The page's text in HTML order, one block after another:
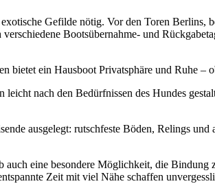
Gefilde nötig. Vor den Toren Berlins,
Bootsübernahme- und
bietet ein Hausboot Privatsphäre und Ruhe
nach den Bedürfnissen des Hundes
ausgelegt: rutschfeste Böden, Relings und
auch eine besondere Möglichkeit, die
Zeit mit viel Nähe schaffen